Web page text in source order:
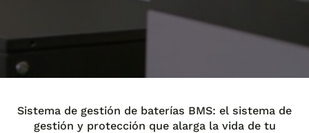
Sistema de gestión de baterías BMS: el sistema de
gestión y protección que alarga la vida de tu